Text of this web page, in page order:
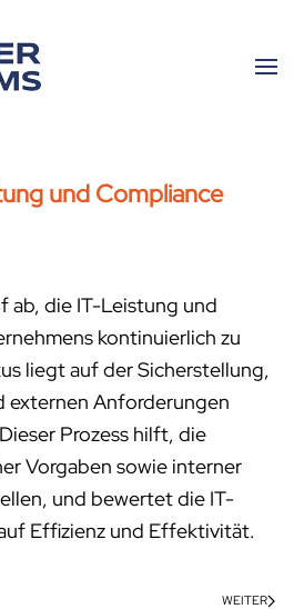
und Compliance
ab, die IT-Leistung und
kontinuierlich zu
liegt auf der Sicherstellung,
externen Anforderungen
Prozess hilft, die
Vorgaben sowie interner
und bewertet die IT-
Effizienz und Effektivität.
WEITER